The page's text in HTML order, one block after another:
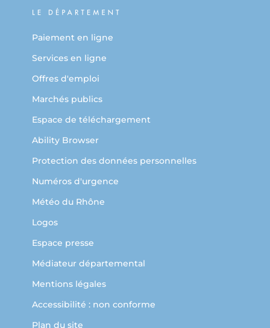
Paiement en ligne
Services en ligne
Offres d'emploi
Marchés publics
Espace de téléchargement
Ability Browser
Protection des données personnelles
Numéros d'urgence
Météo du Rhône
Logos
Espace presse
Médiateur départemental
Mentions légales
Accessibilité : non conforme
Plan du site